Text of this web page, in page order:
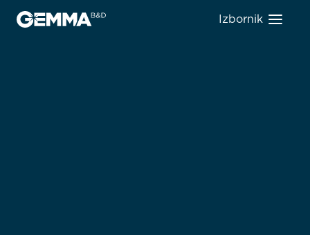
Izbornik